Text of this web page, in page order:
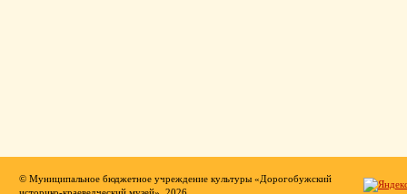
© Муниципальное бюджетное учреждение культуры «Дорогобужский